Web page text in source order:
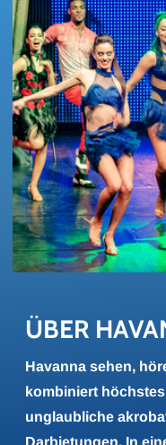
ÜBER
Havanna sehen,
kombiniert
unglaubliche
Darbietungen. In